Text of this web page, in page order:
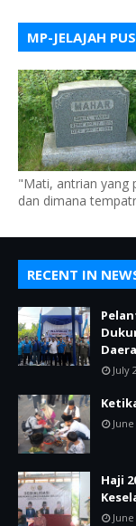
MP-JELAJAH
"Mati, antrian yang
dan dimana
RECENT IN
July
Haji